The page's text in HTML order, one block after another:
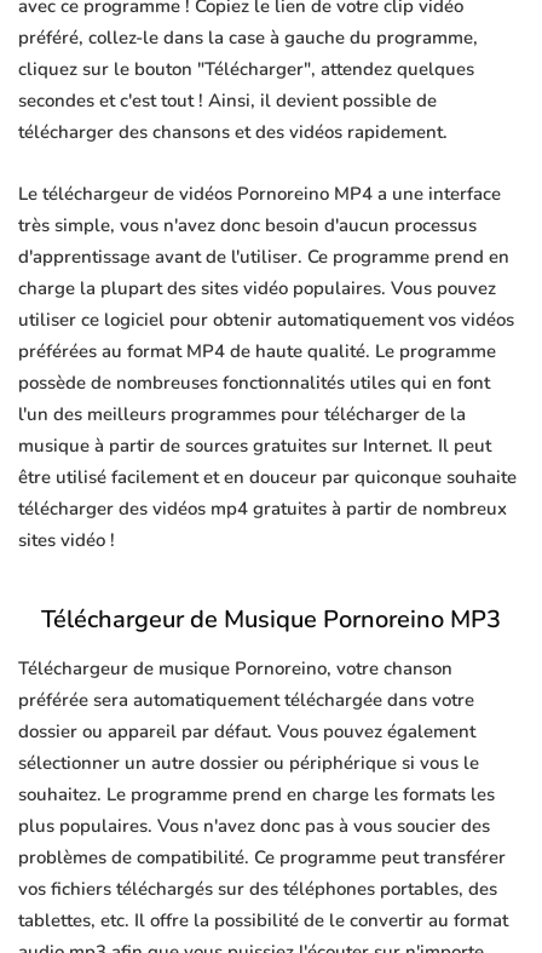
avec ce programme ! Copiez le lien de votre clip vidéo
préféré, collez-le dans la case à gauche du programme,
cliquez sur le bouton "Télécharger", attendez quelques
secondes et c'est tout ! Ainsi, il devient possible de
télécharger des chansons et des vidéos rapidement.
Le téléchargeur de vidéos Pornoreino MP4 a une interface
très simple, vous n'avez donc besoin d'aucun processus
d'apprentissage avant de l'utiliser. Ce programme prend en
charge la plupart des sites vidéo populaires. Vous pouvez
utiliser ce logiciel pour obtenir automatiquement vos vidéos
préférées au format MP4 de haute qualité. Le programme
possède de nombreuses fonctionnalités utiles qui en font
l'un des meilleurs programmes pour télécharger de la
musique à partir de sources gratuites sur Internet. Il peut
être utilisé facilement et en douceur par quiconque souhaite
télécharger des vidéos mp4 gratuites à partir de nombreux
sites vidéo !
Téléchargeur de Musique Pornoreino MP3
Téléchargeur de musique Pornoreino, votre chanson
préférée sera automatiquement téléchargée dans votre
dossier ou appareil par défaut. Vous pouvez également
sélectionner un autre dossier ou périphérique si vous le
souhaitez. Le programme prend en charge les formats les
plus populaires. Vous n'avez donc pas à vous soucier des
problèmes de compatibilité. Ce programme peut transférer
vos fichiers téléchargés sur des téléphones portables, des
tablettes, etc. Il offre la possibilité de le convertir au format